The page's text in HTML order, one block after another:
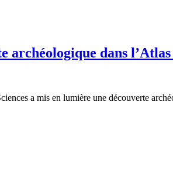
archéologique dans
a mis en lumière une découverte